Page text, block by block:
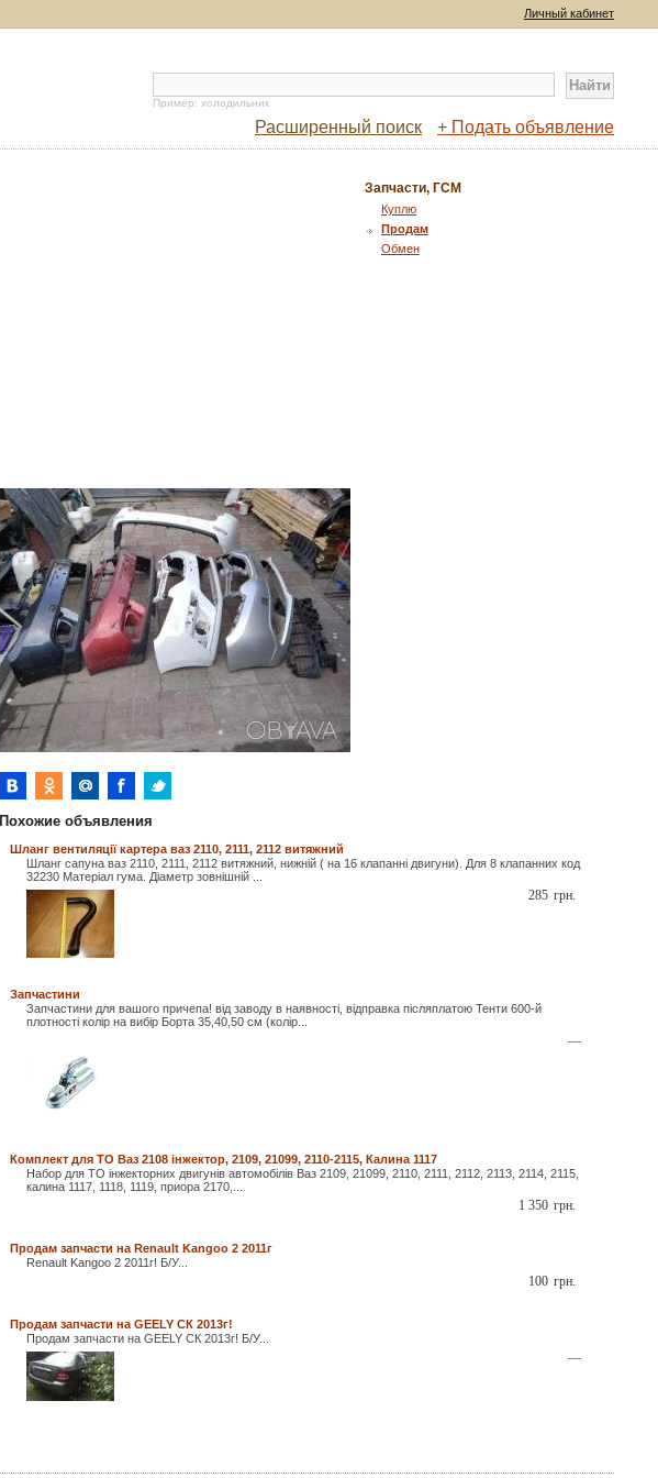
Личный кабинет
Пример: холодильник
Расширенный поиск + Подать объявление
Запчасти, ГСМ
Куплю
Продам
Обмен
Похожие объявления
Шланг вентиляції картера ваз 2110, 2111, 2112 витяжний
Шланг сапуна ваз 2110, 2111, 2112 витяжний, нижній ( на 16 клапанні двигуни). Для 8 клапанних код
32230 Матеріал гума. Діаметр зовнішній ...
грн.
285
Запчастини
Запчастини для вашого причепа! від заводу в наявності, відправка післяплатою Тенти 600-й
плотності колір на вибір Борта 35,40,50 см (колір...
—
Комплект для ТО Ваз 2108 інжектор, 2109, 21099, 2110-2115, Калина 1117
Набор для ТО інжекторних двигунів автомобілів Ваз 2109, 21099, 2110, 2111, 2112, 2113, 2114, 2115,
калина 1117, 1118, 1119, приора 2170,...
грн.
1 350
Продам запчасти на Renault Kangoo 2 2011г
Renault Kangoo 2 2011г! Б/У...
грн.
100
Продам запчасти на GEELY СК 2013г!
Продам запчасти на GEELY СК 2013г! Б/У...
—